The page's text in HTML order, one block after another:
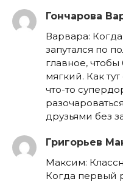
Гончарова
Варвара:
запутался по
главное,
мягкий. Как
что-то
друзьями без
Григорьев
Максим:
Когда первый